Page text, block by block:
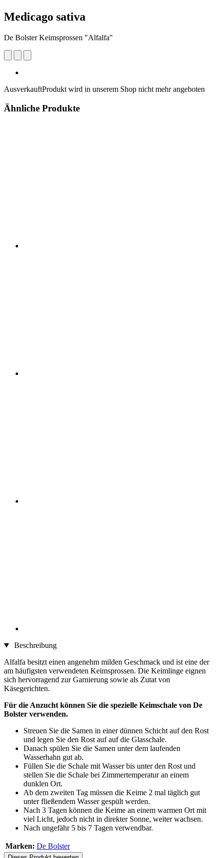
Medicago sativa
De Bolster Keimsprossen "Alfalfa"
AusverkauftProdukt wird in unserem Shop nicht mehr angeboten
Ähnliche Produkte
Beschreibung
Alfalfa besitzt einen angenehm milden Geschmack und ist eine der
am häufigsten verwendeten Keimsprossen. Die Keimlinge eignen
sich hervorragend zur Garnierung sowie als Zutat von
Käsegerichten.
Für die Anzucht können Sie die spezielle Keimschale von De
Bolster verwenden.
Streuen Sie die Samen in einer dünnen Schicht auf den Rost
und legen Sie den Rost auf auf die Glasschale.
Danach spülen Sie die Samen unter dem laufenden
Wasserhahn gut ab.
Füllen Sie die Schale mit Wasser bis unter den Rost und
stellen Sie die Schale bei Zimmertemperatur an einem
dunklen Ort.
Ab dem zweiten Tag müssen die Keime 2 mal täglich gut
unter fließendem Wasser gespült werden.
Nach 3 Tagen können die Keime an einem warmen Ort mit
viel Licht, jedoch nicht in direkter Sonne, weiter wachsen.
Nach ungefähr 5 bis 7 Tagen verwendbar.
Marken: De Bolster